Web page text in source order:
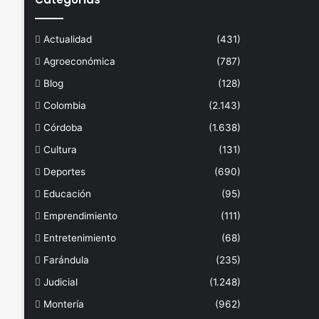
Actualidad
(431)
Agroeconómica
(787)
Blog
(128)
Colombia
(2.143)
Córdoba
(1.638)
Cultura
(131)
Deportes
(690)
Educación
(95)
Emprendimiento
(111)
Entretenimiento
(68)
Farándula
(235)
Judicial
(1.248)
Montería
(962)